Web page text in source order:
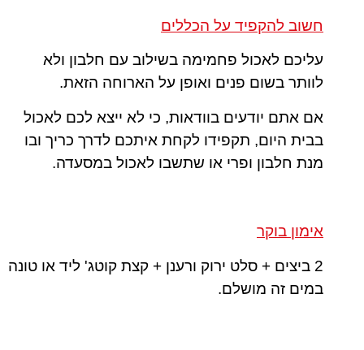
חשוב להקפיד על הכללים
עליכם לאכול פחמימה בשילוב עם חלבון ולא
לוותר בשום פנים ואופן על הארוחה הזאת.
אם אתם יודעים בוודאות, כי לא ייצא לכם לאכול
בבית היום, תקפידו לקחת איתכם לדרך כריך ובו
מנת חלבון ופרי או שתשבו לאכול במסעדה.
אימון בוקר
2 ביצים + סלט ירוק ורענן + קצת קוטג' ליד או טונה
במים זה מושלם.